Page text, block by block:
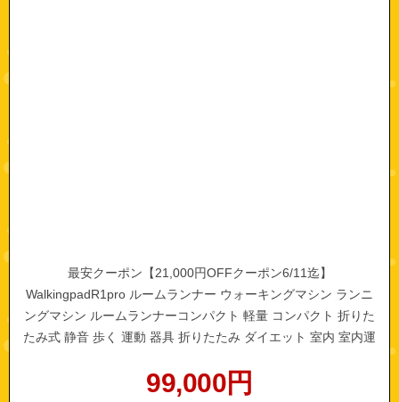
最安クーポン【21,000円OFFクーポン6/11迄】
WalkingpadR1pro ルームランナー ウォーキングマシン ランニ
ングマシン ルームランナーコンパクト 軽量 コンパクト 折りた
たみ式 静音 歩く 運動 器具 折りたたみ ダイエット 室内 室内運
99,000円